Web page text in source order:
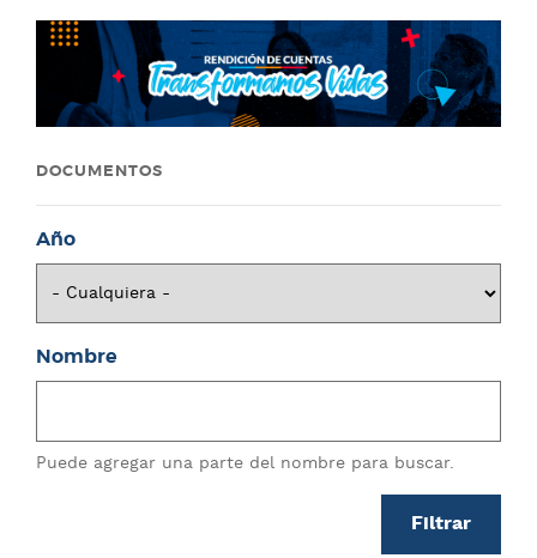
DOCUMENTOS
Año
Nombre
Puede agregar una parte del nombre para buscar.